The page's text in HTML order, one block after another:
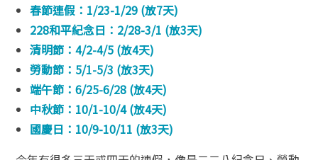
春節連假：1/23-1/29 (放7天)
228和平紀念日：2/28-3/1 (放3天)
清明節：4/2-4/5 (放4天)
勞動節：5/1-5/3 (放3天)
端午節：6/25-6/28 (放4天)
中秋節：10/1-10/4 (放4天)
國慶日：10/9-10/11 (放3天)